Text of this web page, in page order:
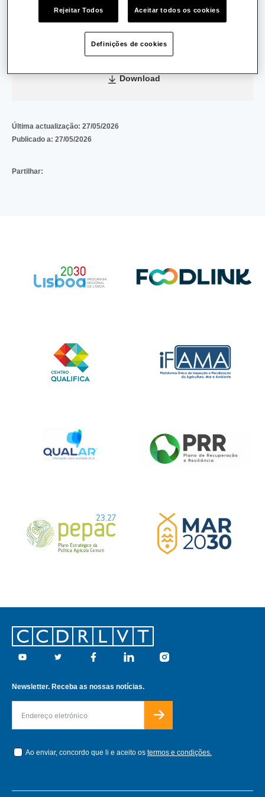
Data de Emissão: 26/05/2026
Data de Validade:24/05/2033
Download
Última actualização: 27/05/2026
Publicado a: 27/05/2026
Partilhar:
Footer
Youtube Twitter Facebook Linkedin Instagram
Newsletter. Receba as nossas notícias.
Ao enviar, concordo que li e aceito os termos e condições.
Rejeitar Todos Aceitar todos os cookies
Definições de cookies